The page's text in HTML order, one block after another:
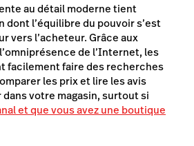
au détail moderne tient
dont l’équilibre du pouvoir s’est
vers l’acheteur. Grâce aux
de l’Internet, les
facilement faire des recherches
les prix et lire les avis
votre magasin, surtout si
et que vous avez une boutique